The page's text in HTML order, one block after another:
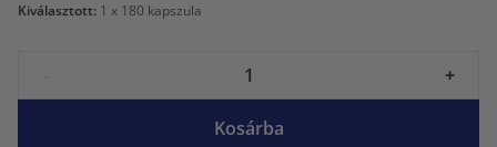
Kiválasztott: 1 x 180 kapszula
+
Kosárba